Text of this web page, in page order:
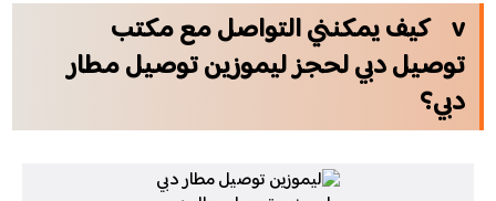
v كيف يمكنني التواصل مع مكتب
توصيل دبي لحجزليموزين توصيل مطار
دبي؟